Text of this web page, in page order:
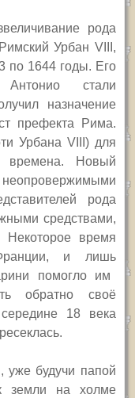
рода
Урбан VIII,
по 1644 годы. Его
стали
назначение
префекта Рима.
Урбана VIII )для
времена. Новый
неопровержимыми
рода
средствами,
Некоторое время
и лишь
помогло им
тьобратно своё
18века
будучи папой
земли на холме